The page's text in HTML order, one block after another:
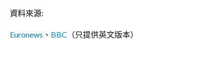
資料來源:
Euronews 、 BBC （只提供英文版本）